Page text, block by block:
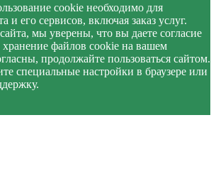
cookie необходимо для
и его сервисов, включая заказ услуг.
мы уверены, что вы даете согласие
хранение файлов cookie на вашем
продолжайте пользоваться сайтом.
специальные настройки в браузере или